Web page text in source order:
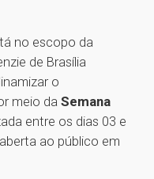
no escopo da
de Brasília
o
meio da Semana
entre os dias 03 e
ao público em